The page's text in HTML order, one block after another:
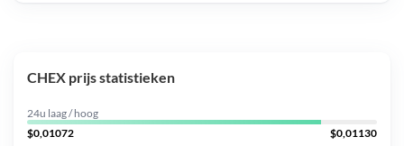
CHEX prijs statistieken
24u laag / hoog
$0,01072
$0,01130